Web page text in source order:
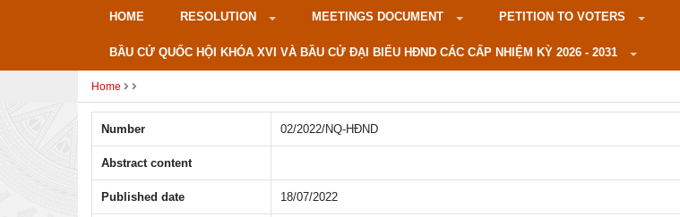
HOME RESOLUTION MEETINGS DOCUMENT PETITION TO VOTERS
BẦU CỬ QUỐC HỘI KHÓA XVI VÀ BẦU CỬ ĐẠI BIỂU HĐND CÁC CẤP NHIỆM KỲ 2026 - 2031
Home
Number 02/2022/NQ-HÐND
Abstract content
Published date 18/07/2022